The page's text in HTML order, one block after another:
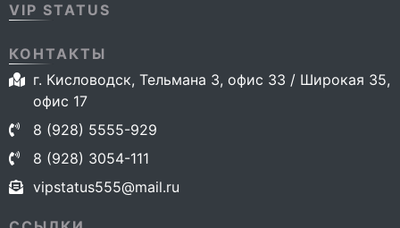
VIP STATUS
КОНТАКТЫ
г. Кисловодск, Тельмана 3, офис 33 / Широкая 35,
офис 17
8 (928) 5555-929
8 (928) 3054-111
vipstatus555@mail.ru